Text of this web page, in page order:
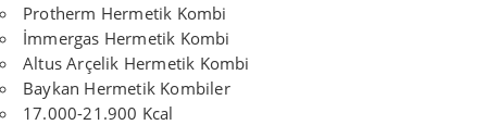
Protherm Hermetik Kombi
İmmergas Hermetik Kombi
Altus Arçelik Hermetik Kombi
Baykan Hermetik Kombiler
17.000-21.900 Kcal